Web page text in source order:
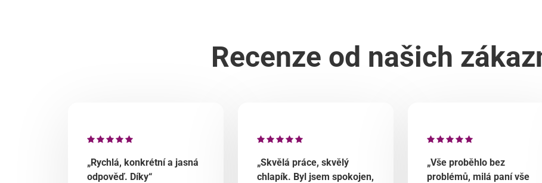
Recenze od našich
„Rychlá, konkrétní a jasná
odpověď. Díky“
„Skvělá práce, skvělý
chlapík. Byl jsem spokojen,
„Vše proběhlo bez
problémů, milá paní vše